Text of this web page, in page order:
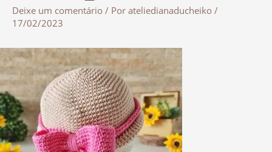
Deixe um comentário / Por ateliedianaducheiko /
17/02/2023